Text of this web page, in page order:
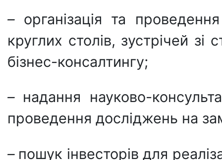
– організація та
круглих столів, зустрічей
бізнес-консалтингу;
–надання науково-
проведення досліджень на
– пошук інвесторів для